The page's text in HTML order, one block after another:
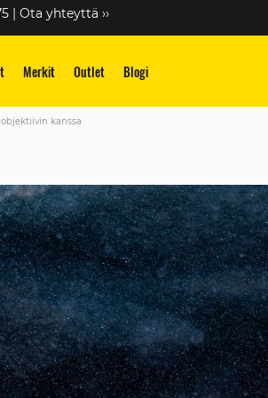
| Ota yhteyttä ››
Merkit Outlet Blogi
kanssa